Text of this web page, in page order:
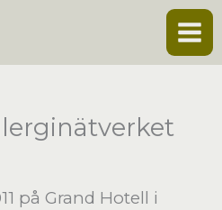
på Grand Hotell i